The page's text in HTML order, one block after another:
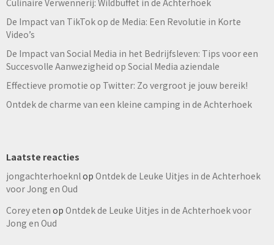
De Impact van TikTok op de Media: Een Revolutie in Korte
Video’s
De Impact van Social Media in het Bedrijfsleven: Tips voor een
Succesvolle Aanwezigheid op Social Media aziendale
Effectieve promotie op Twitter: Zo vergroot je jouw bereik!
Ontdek de charme van een kleine camping in de Achterhoek
Laatste reacties
jongachterhoeknl op Ontdek de Leuke Uitjes in de Achterhoek
voor Jong en Oud
Corey eten op Ontdek de Leuke Uitjes in de Achterhoek voor
Jong en Oud